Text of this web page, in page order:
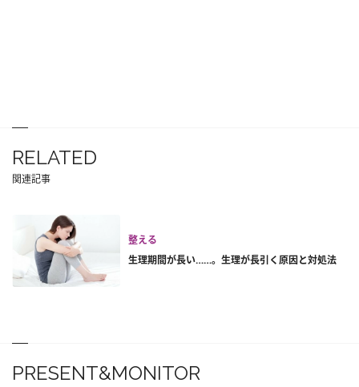
RELATED
関連記事
整える
生理期間が長い……。生理が長引く原因と対処法
PRESENT&MONITOR